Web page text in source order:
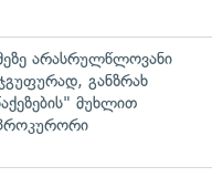
არასრულწლოვანი
განზრახ
მუხლით